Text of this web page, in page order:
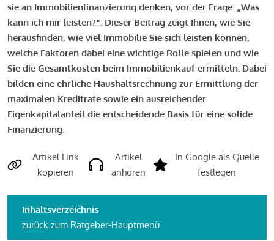
sie an Immobilienfinanzierung denken, vor der Frage: „Was
kann ich mir leisten?“. Dieser Beitrag zeigt Ihnen, wie Sie
herausfinden, wie viel Immobilie Sie sich leisten können,
welche Faktoren dabei eine wichtige Rolle spielen und wie
Sie die Gesamtkosten beim Immobilienkauf ermitteln. Dabei
bilden eine ehrliche Haushaltsrechnung zur Ermittlung der
maximalen Kreditrate sowie ein ausreichender
Eigenkapitalanteil die entscheidende Basis für eine solide
Finanzierung.
Artikel Link
kopieren
Artikel
anhören
In Google als Quelle
festlegen
Inhaltsverzeichnis
zurück zum Ratgeber-Hauptmenü